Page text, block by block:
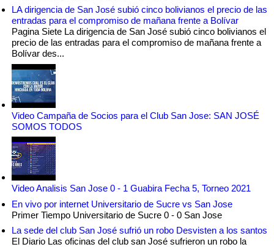
LA dirigencia de San José subió cinco bolivianos el precio de las
entradas para el compromiso de mañana frente a Bolívar
Pagina Siete La dirigencia de San José subió cinco bolivianos el
precio de las entradas para el compromiso de mañana frente a
Bolívar des...
Video Campaña de Socios para el Club San Jose: SAN JOSÉ
SOMOS TODOS
Video Analisis San Jose 0 - 1 Guabira Fecha 5, Torneo 2021
En vivo por internet Universitario de Sucre vs San Jose
Primer Tiempo Universitario de Sucre 0 - 0 San Jose
La sede del club San José sufrió un robo Desvisten a los santos
El Diario Las oficinas del club san José sufrieron un robo la